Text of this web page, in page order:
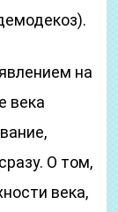
на
века
О том,
века,